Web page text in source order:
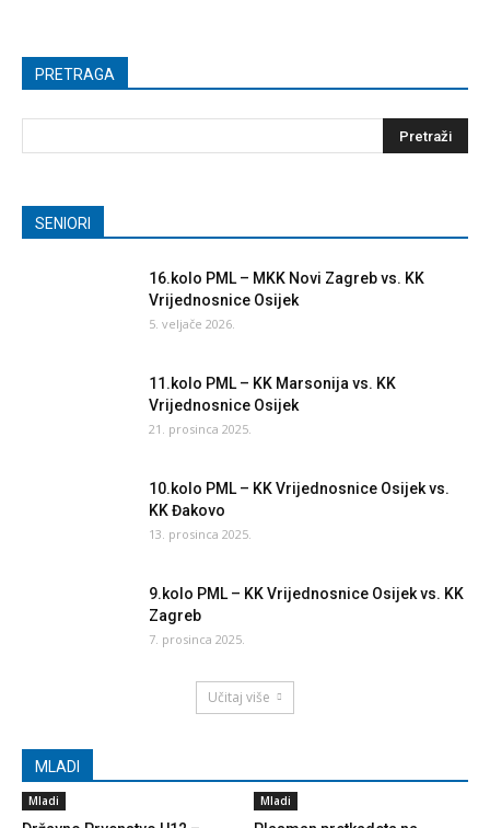
PRETRAGA
SENIORI
16.kolo PML – MKK Novi Zagreb vs. KK
Vrijednosnice Osijek
5. veljače 2026.
11.kolo PML – KK Marsonija vs. KK
Vrijednosnice Osijek
21. prosinca 2025.
10.kolo PML – KK Vrijednosnice Osijek vs.
KK Đakovo
13. prosinca 2025.
9.kolo PML – KK Vrijednosnice Osijek vs. KK
Zagreb
7. prosinca 2025.
Učitaj više
MLADI
Mladi Mladi